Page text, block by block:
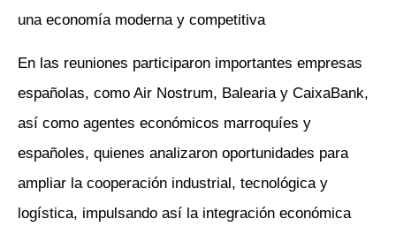
una economía moderna y competitiva
En las reuniones participaron importantes empresas
españolas, como Air Nostrum, Balearia y CaixaBank,
así como agentes económicos marroquíes y
españoles, quienes analizaron oportunidades para
ampliar la cooperación industrial, tecnológica y
logística, impulsando así la integración económica